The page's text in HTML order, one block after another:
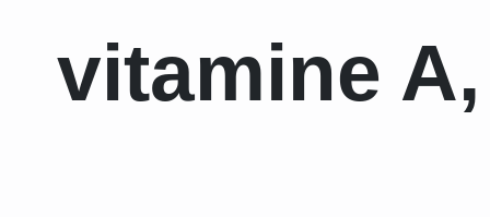
vitamine